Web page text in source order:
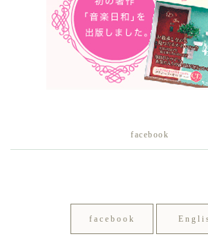
facebook
facebook